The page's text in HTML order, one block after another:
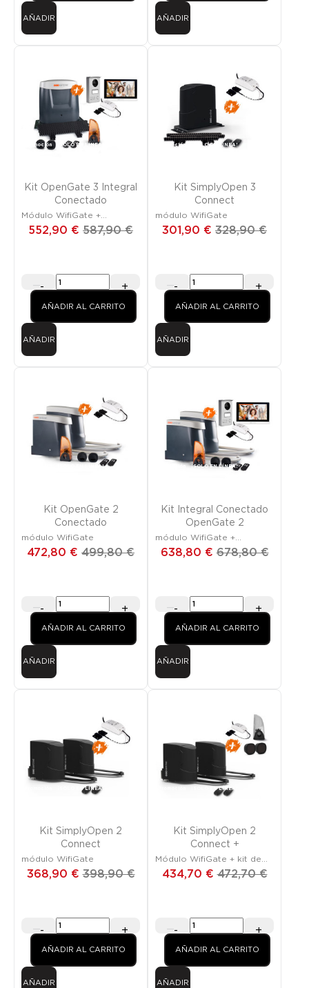
AÑADIR AÑADIR
¡SOLO EN LÍNEA!
Promoción
Kit OpenGate 3 Integral
Conectado
Módulo WifiGate +
VisioDoor Wi-Fi
552,90 € 587,90 €
- +
AÑADIR AL CARRITO
AÑADIR
¡SOLO EN LÍNEA!
Promoción
Kit SimplyOpen 3
Connect
módulo WifiGate
301,90 € 328,90 €
- +
AÑADIR AL CARRITO
AÑADIR
¡SOLO EN LÍNEA!
Kit OpenGate 2
Conectado
módulo WifiGate
472,80 € 499,80 €
- +
AÑADIR AL CARRITO
AÑADIR
¡SOLO EN LÍNEA!
Promoción
Kit Integral Conectado
OpenGate 2
módulo WifiGate +
638,80 € 678,80 €
- +
AÑADIR AL CARRITO
AÑADIR
¡SOLO EN LÍNEA!
Kit SimplyOpen 2
Connect
módulo WifiGate
368,90 € 398,90 €
- +
AÑADIR AL CARRITO
AÑADIR
¡SOLO EN LÍNEA!
Kit SimplyOpen 2
Connect +
Módulo WifiGate + kit de
434,70 € 472,70 €
- +
AÑADIR AL CARRITO
AÑADIR